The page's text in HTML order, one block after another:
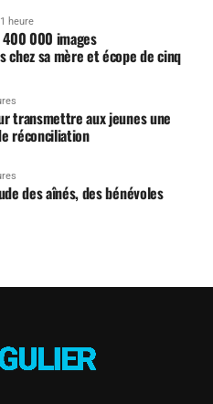
heure
000 images
chez sa mère et écope de cinq
transmettre aux jeunes une
réconciliation
des aînés, des bénévoles